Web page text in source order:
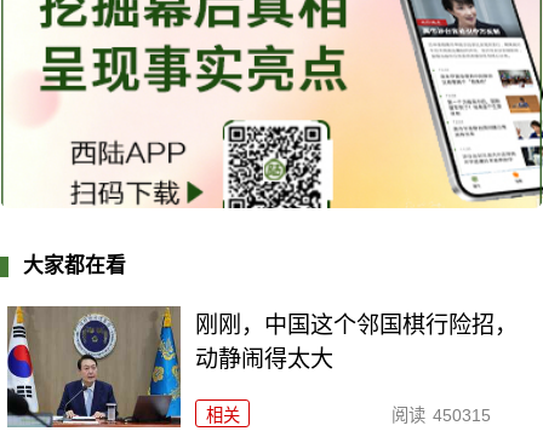
大家都在看
刚刚，中国这个邻国棋行险招，
动静闹得太大
相关 阅读 450315